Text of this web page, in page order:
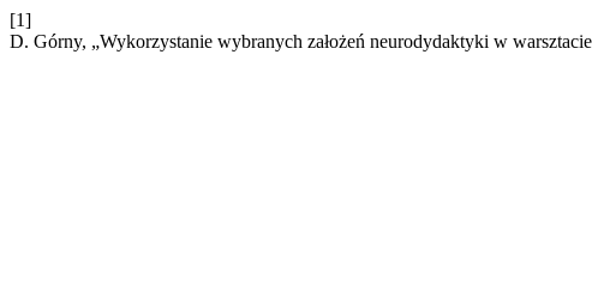
[1]
D. Górny, „Wykorzystanie wybranych założeń neurodydaktyki w